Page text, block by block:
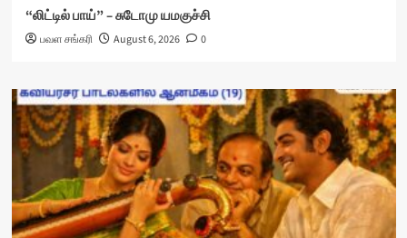
“லிட்டில் பாய்” – சுடோமு யமகுச்சி
பவள சங்கரி August 6, 2026 0